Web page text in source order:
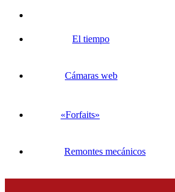
El tiempo
Cámaras web
«Forfaits»
Remontes mecánicos